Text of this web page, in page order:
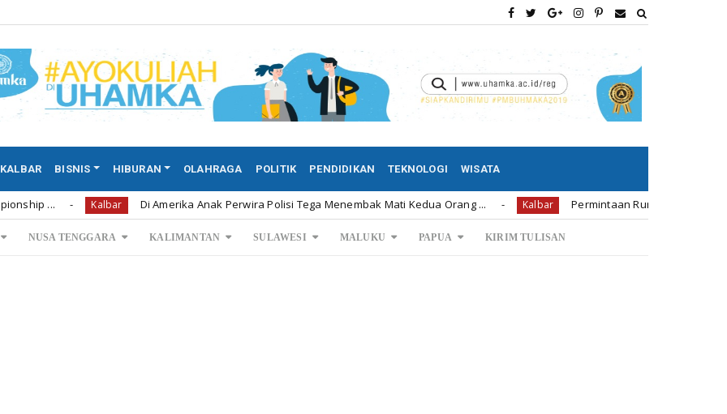
KALBAR BISNIS HIBURAN OLAHRAGA POLITIK PENDIDIKAN TEKNOLOGI WISATA
Kalbar Di Amerika Anak Perwira Polisi Tega Menembak Mati Kedua Orang ... Kalbar Permintaan Rumah Subsidi di
NUSA TENGGARA KALIMANTAN SULAWESI MALUKU PAPUA KIRIM TULISAN